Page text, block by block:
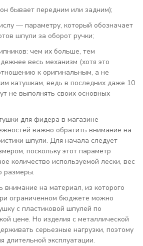
бывает передним или задним);
— параметру, который обозначает
шпули за оборот ручки;
чем их больше, тем
весь механизм (хотя это
к оригинальным, а не
катушкам, ведь в последних даже 10
не выполнять своих основных
для фидера в магазине
важно обратить внимание на
шпули. Для начала следует
поскольку этот параметр
количество используемой лески, вес
размеры.
внимание на материал, из которого
ограниченном бюджете можно
с пластиковой шпулей по
цене. Но изделия с металлической
серьезные нагрузки, поэтому
длительной эксплуатации.